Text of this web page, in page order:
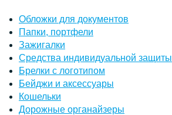
Обложки для документов
Папки, портфели
Зажигалки
Средства индивидуальной защиты
Брелки с логотипом
Бейджи и аксессуары
Кошельки
Дорожные органайзеры